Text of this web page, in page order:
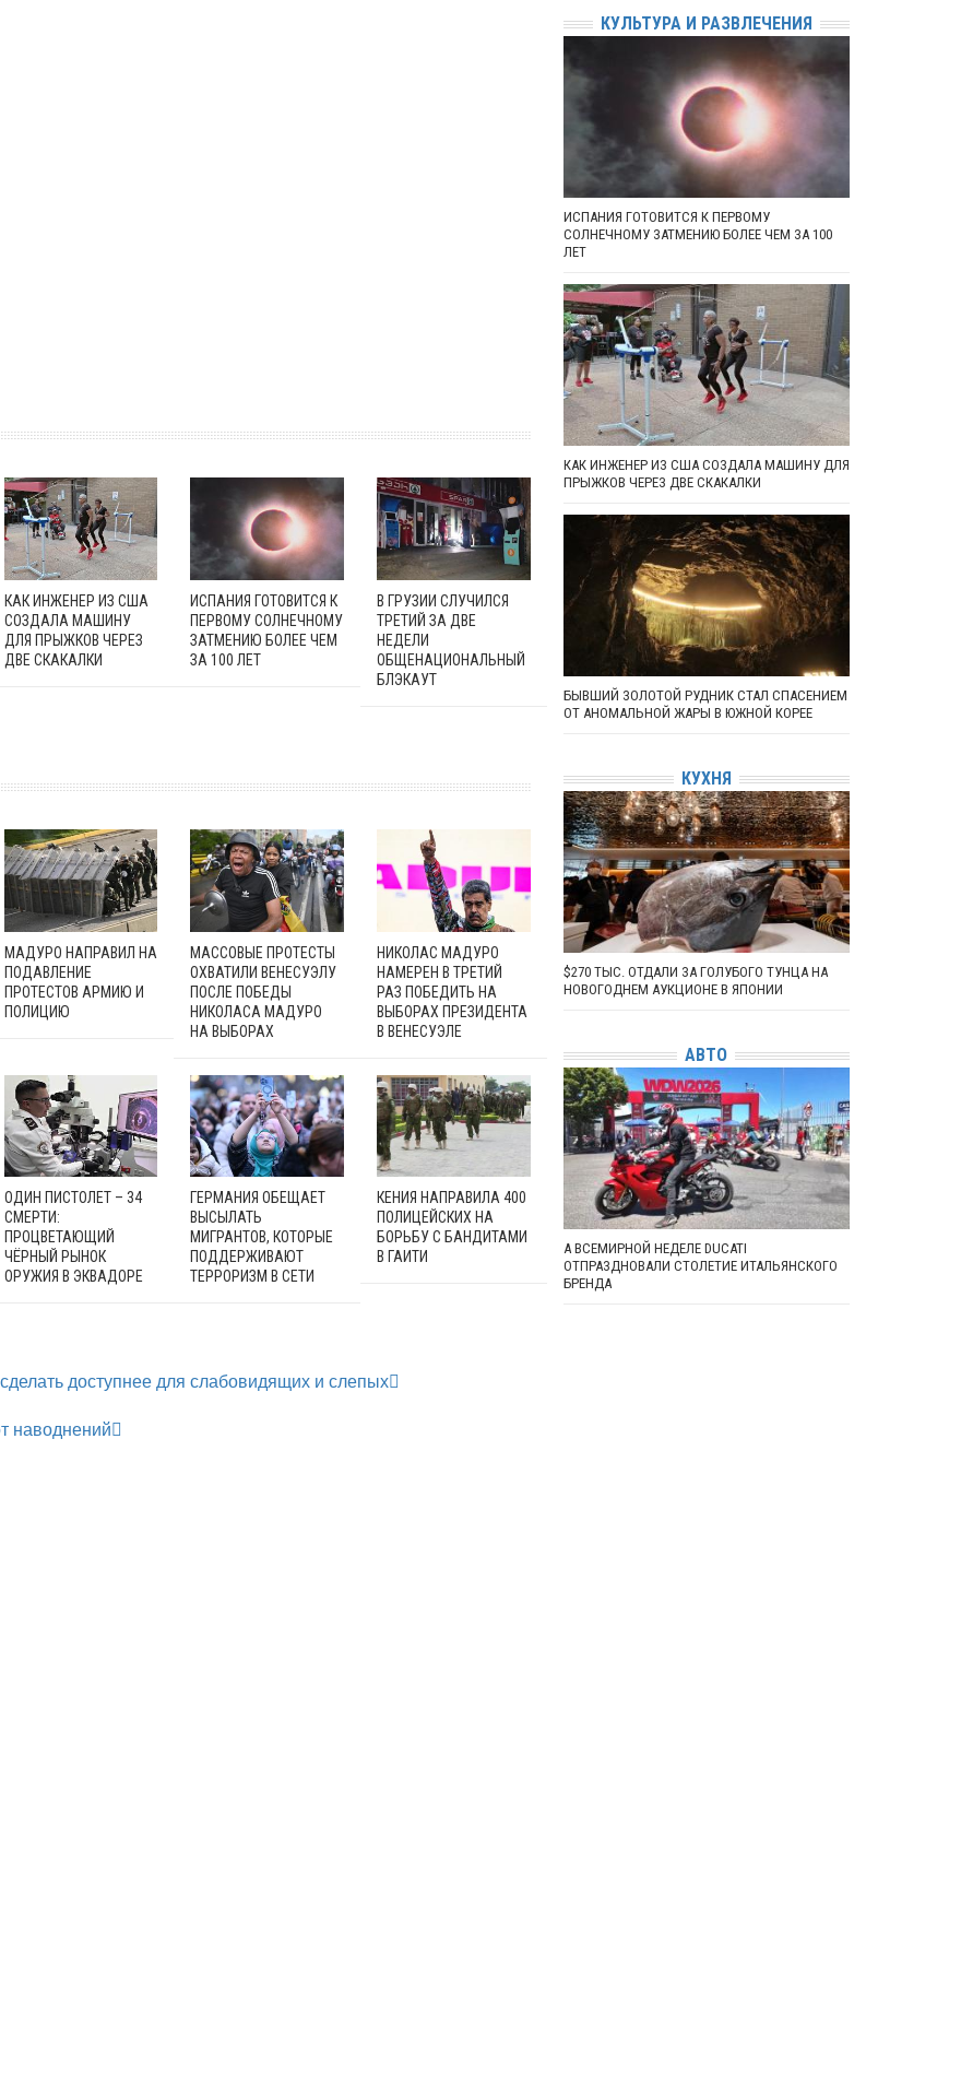
КАК ИНЖЕНЕР ИЗ США
СОЗДАЛА МАШИНУ
ДЛЯ ПРЫЖКОВ ЧЕРЕЗ
ДВЕ СКАКАЛКИ
ИСПАНИЯ ГОТОВИТСЯ К
ПЕРВОМУ СОЛНЕЧНОМУ
ЗАТМЕНИЮ БОЛЕЕ ЧЕМ
ЗА 100 ЛЕТ
В ГРУЗИИ СЛУЧИЛСЯ
ТРЕТИЙ ЗА ДВЕ
НЕДЕЛИ
ОБЩЕНАЦИОНАЛЬНЫЙ
БЛЭКАУТ
МАДУРО НАПРАВИЛ НА
ПОДАВЛЕНИЕ
ПРОТЕСТОВ АРМИЮ И
ПОЛИЦИЮ
МАССОВЫЕ ПРОТЕСТЫ
ОХВАТИЛИ ВЕНЕСУЭЛУ
ПОСЛЕ ПОБЕДЫ
НИКОЛАСА МАДУРО
НА ВЫБОРАХ
НИКОЛАС МАДУРО
НАМЕРЕН В ТРЕТИЙ
РАЗ ПОБЕДИТЬ НА
ВЫБОРАХ ПРЕЗИДЕНТА
В ВЕНЕСУЭЛЕ
ОДИН ПИСТОЛЕТ – 34
СМЕРТИ:
ПРОЦВЕТАЮЩИЙ
ЧЁРНЫЙ РЫНОК
ОРУЖИЯ В ЭКВАДОРЕ
ГЕРМАНИЯ ОБЕЩАЕТ
ВЫСЫЛАТЬ
МИГРАНТОВ, КОТОРЫЕ
ПОДДЕРЖИВАЮТ
ТЕРРОРИЗМ В СЕТИ
КЕНИЯ НАПРАВИЛА 400
ПОЛИЦЕЙСКИХ НА
БОРЬБУ С БАНДИТАМИ
В ГАИТИ
доступнее для слабовидящих и слепых
наводнений
КУЛЬТУРА И РАЗВЛЕЧЕНИЯ
ИСПАНИЯ ГОТОВИТСЯ К ПЕРВОМУ
СОЛНЕЧНОМУ ЗАТМЕНИЮ БОЛЕЕ ЧЕМ ЗА 100
ЛЕТ
КАК ИНЖЕНЕР ИЗ США СОЗДАЛА МАШИНУ ДЛЯ
ПРЫЖКОВ ЧЕРЕЗ ДВЕ СКАКАЛКИ
БЫВШИЙ ЗОЛОТОЙ РУДНИК СТАЛ СПАСЕНИЕМ
ОТ АНОМАЛЬНОЙ ЖАРЫ В ЮЖНОЙ КОРЕЕ
КУХНЯ
$270 ТЫС. ОТДАЛИ ЗА ГОЛУБОГО ТУНЦА НА
НОВОГОДНЕМ АУКЦИОНЕ В ЯПОНИИ
АВТО
А ВСЕМИРНОЙ НЕДЕЛЕ DUCATI
ОТПРАЗДНОВАЛИ СТОЛЕТИЕ ИТАЛЬЯНСКОГО
БРЕНДА